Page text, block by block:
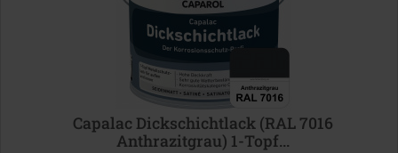
Capalac Dickschichtlack (RAL 7016
Anthrazitgrau) 1-Topf...